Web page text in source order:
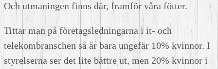
Och utmaningen finns där, framför våra fötter.
Tittar man på företagsledningarna i it- och
telekombranschen så är bara ungefär 10% kvinnor. I
styrelserna ser det lite bättre ut, men 20% kvinnor i